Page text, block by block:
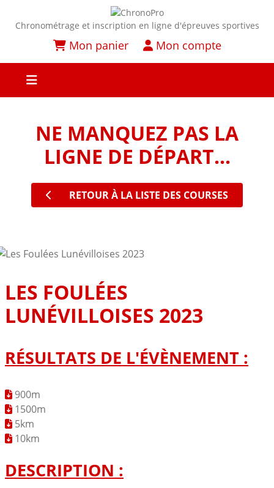
Chronométrage et inscription en ligne d'épreuves sportives
Mon panier Mon compte
NE MANQUEZ PAS LA
LIGNE DE DÉPART...
RETOUR À LA LISTE DES COURSES
LES FOULÉES
LUNÉVILLOISES 2023
RÉSULTATS DE L'ÉVÈNEMENT :
900m
1500m
5km
10km
DESCRIPTION :